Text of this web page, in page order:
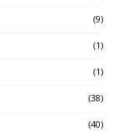
(9)
(1)
(1)
(38)
(40)